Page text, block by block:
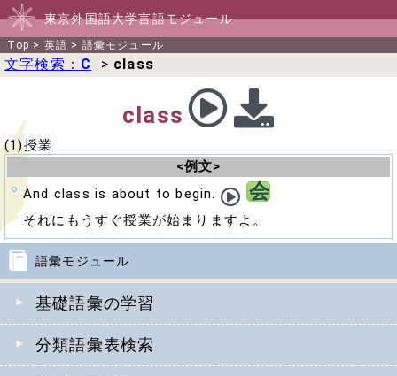
東京外国語大学言語モジュール
Top > 英語 > 語彙モジュール
語彙モジュール
基礎語彙の学習
分類語彙表検索
文字検索： C > class
class
(1)授業
<例文>
And class is about to begin.
会
それにもうすぐ授業が始まりますよ。